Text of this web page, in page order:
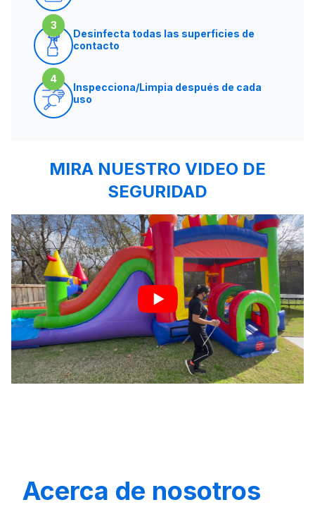
3
Desinfecta todas las superficies de
contacto
4
Inspecciona/Limpia después de cada
uso
MIRA NUESTRO VIDEO DE
SEGURIDAD
Acerca de nosotros